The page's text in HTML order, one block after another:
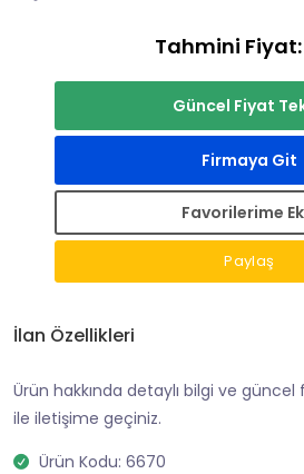
Tahmini Fiyat:
Güncel Fiyat
Firmaya Git
Favorilerime
Paylaş
İlan Özellikleri
Ürün hakkında detaylı bilgi ve
ile iletişime geçiniz.
Ürün Kodu: 6670